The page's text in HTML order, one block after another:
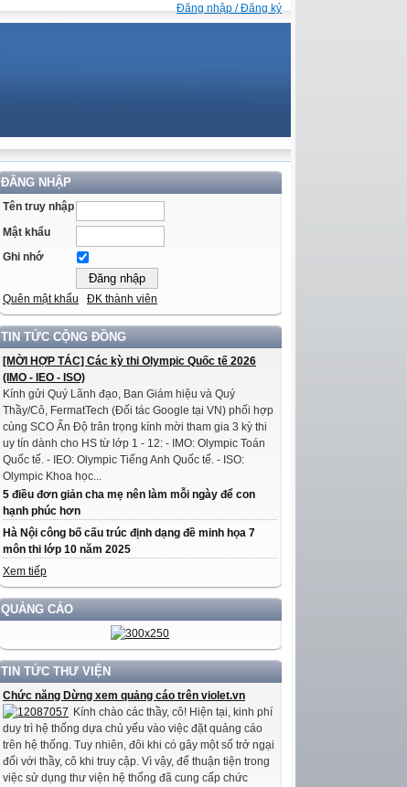
Đăng nhập / Đăng ký
ĐĂNG NHẬP
Tên truy nhập
Mật khẩu
Ghi nhớ
Quên mật khẩu ĐK thành viên
TIN TỨC CỘNG ĐỒNG
[MỜI HỢP TÁC] Các kỳ thi Olympic Quốc tế 2026
(IMO - IEO - ISO)
Kính gửi Quý Lãnh đạo, Ban Giám hiệu và Quý
Thầy/Cô, FermatTech (Đối tác Google tại VN) phối hợp
cùng SCO Ấn Độ trân trọng kính mời tham gia 3 kỳ thi
uy tín dành cho HS từ lớp 1 - 12: - IMO: Olympic Toán
Quốc tế. - IEO: Olympic Tiếng Anh Quốc tế. - ISO:
Olympic Khoa học...
5 điều đơn giản cha mẹ nên làm mỗi ngày để con
hạnh phúc hơn
Hà Nội công bố cấu trúc định dạng đề minh họa 7
môn thi lớp 10 năm 2025
Xem tiếp
QUẢNG CÁO
TIN TỨC THƯ VIỆN
Chức năng Dừng xem quảng cáo trên violet.vn
Kính chào các thầy, cô! Hiện tại, kinh phí
duy trì hệ thống dựa chủ yếu vào việc đặt quảng cáo
trên hệ thống. Tuy nhiên, đôi khi có gây một số trở ngại
đối với thầy, cô khi truy cập. Vì vậy, để thuận tiện trong
việc sử dụng thư viện hệ thống đã cung cấp chức